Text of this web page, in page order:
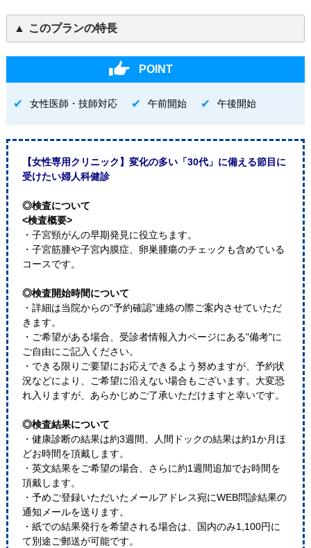
このプランの特長
POINT
女性医師・技師対応 午前開始 午後開始
【女性専用クリニック】変化の多い「30代」に備える節目に
受けたい婦人科健診
◎検査について
<検査概要>
・子宮頸がんの早期発見に役立ちます。
・子宮筋腫や子宮内膜症、卵巣腫瘍のチェックも含めている
コースです。
◎検査開始時間について
・詳細は当院からの”予約確認”連絡の際ご案内させていただ
きます。
・ご希望がある場合、受診者情報入力ページにある"備考"に
ご自由にご記入ください。
・できる限りご要望にお応えできるよう努めますが、予約状
況などにより、ご希望に沿えない場合もございます。大変恐
れ入りますが、あらかじめご了承いただけますと幸いです。
◎検査結果について
・健康診断の結果は約3週間、人間ドックの結果は約1か月ほ
どお時間を頂戴します。
・英文結果をご希望の場合、さらに約1週間追加でお時間を
頂戴します。
・予めご登録いただいたメールアドレス宛にWEB問診結果の
通知メールを送ります。
・紙での結果発行を希望される場合は、国内のみ1,100円に
て別途ご郵送が可能です。